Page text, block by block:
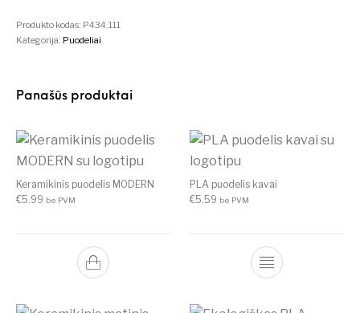
Produkto kodas: P434.111
Kategorija: Puodeliai
Panašūs produktai
Keramikinis puodelis MODERN
€5.99 be PVM
PLA puodelis kavai
€5.59 be PVM